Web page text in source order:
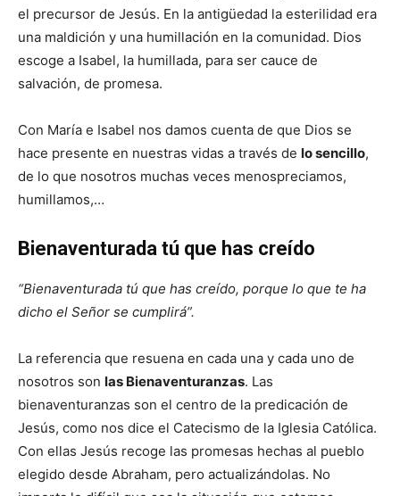
el precursor de Jesús. En la antigüedad la esterilidad era
una maldición y una humillación en la comunidad. Dios
escoge a Isabel, la humillada, para ser cauce de
salvación, de promesa.
Con María e Isabel nos damos cuenta de que Dios se
hace presente en nuestras vidas a través de lo sencillo,
de lo que nosotros muchas veces menospreciamos,
humillamos,…
Bienaventurada tú que has creído
“Bienaventurada tú que has creído, porque lo que te ha
dicho el Señor se cumplirá”.
La referencia que resuena en cada una y cada uno de
nosotros son las Bienaventuranzas. Las
bienaventuranzas son el centro de la predicación de
Jesús, como nos dice el Catecismo de la Iglesia Católica.
Con ellas Jesús recoge las promesas hechas al pueblo
elegido desde Abraham, pero actualizándolas. No